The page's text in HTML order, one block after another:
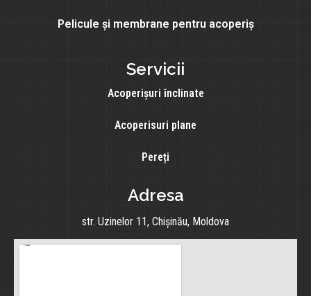
Pelicule și membrane pentru acoperiș
Servicii
Acoperișuri înclinate
Acoperisuri plane
Pereți
Adresa
str. Uzinelor 11, Chișinău, Moldova